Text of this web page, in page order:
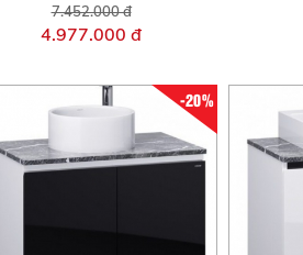
7.452.000 đ
4.977.000 đ
-20%